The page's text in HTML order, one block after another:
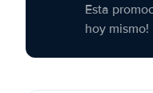
Esta
hoy mismo!